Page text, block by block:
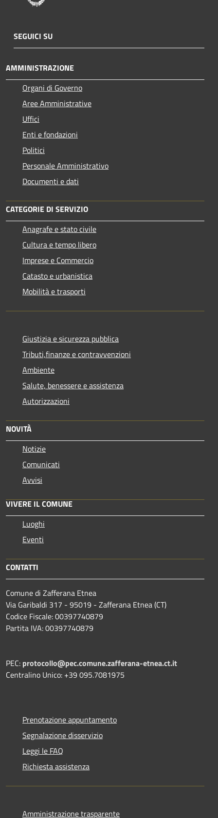
SEGUICI SU
AMMINISTRAZIONE
Organi di Governo
Aree Amministrative
Uffici
Enti e fondazioni
Politici
Personale Amministrativo
Documenti e dati
CATEGORIE DI SERVIZIO
Anagrafe e stato civile
Cultura e tempo libero
Imprese e Commercio
Catasto e urbanistica
Mobilità e trasporti
Giustizia e sicurezza pubblica
Tributi,finanze e contravvenzioni
Ambiente
Salute, benessere e assistenza
Autorizzazioni
NOVITÀ
Notizie
Comunicati
Avvisi
VIVERE IL COMUNE
Luoghi
Eventi
CONTATTI
Comune di Zafferana Etnea
Via Garibaldi 317 - 95019 - Zafferana Etnea (CT)
Codice Fiscale: 00397740879
Partita IVA: 00397740879
PEC: protocollo@pec.comune.zafferana-etnea.ct.it
Centralino Unico: +39 095.7081975
Prenotazione appuntamento
Segnalazione disservizio
Leggi le FAQ
Richiesta assistenza
Amministrazione trasparente